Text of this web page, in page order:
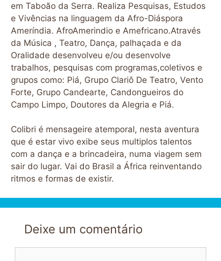
em Taboão da Serra. Realiza Pesquisas, Estudos
e Vivências na linguagem da Afro-Diáspora
Ameríndia. AfroAmerindio e Amefricano.Através
da Música , Teatro, Dança, palhaçada e da
Oralidade desenvolveu e/ou desenvolve
trabalhos, pesquisas com programas,coletivos e
grupos como: Piá, Grupo Clariô De Teatro, Vento
Forte, Grupo Candearte, Candongueiros do
Campo Limpo, Doutores da Alegria e Piá.
Colibri é mensageire atemporal, nesta aventura
que é estar vivo exibe seus multiplos talentos
com a dança e a brincadeira, numa viagem sem
sair do lugar. Vai do Brasil a África reinventando
ritmos e formas de existir.
Deixe um comentário